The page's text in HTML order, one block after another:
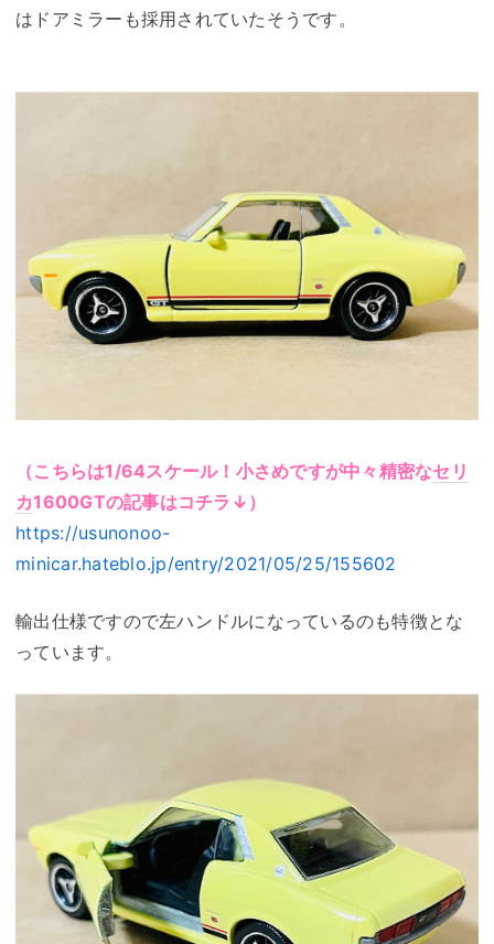
はドアミラーも採用されていたそうです。
（こちらは1/64スケール！小さめですが中々精密なセリ
カ1600GTの記事はコチラ↓）
https://usunonoo-
minicar.hateblo.jp/entry/2021/05/25/155602
輸出仕様ですので左ハンドルになっているのも特徴とな
っています。